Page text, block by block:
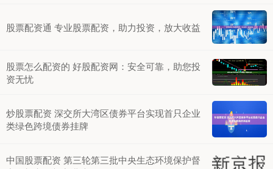
股票配资通 专业股票配资，助力投资，放大收益
股票怎么配资的 好股配资网：安全可靠，助您投
资无忧
炒股票配资 深交所大湾区债券平台实现首只企业
类绿色跨境债券挂牌
中国股票配资 第三轮第三批中央生态环境保护督